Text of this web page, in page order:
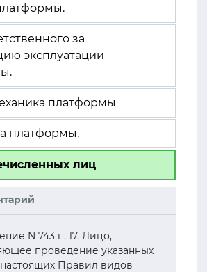
за
эксплуатации
платформы
платформы,
лиц
N 743 п. 17. Лицо,
проведение указанных
настоящих Правил видов